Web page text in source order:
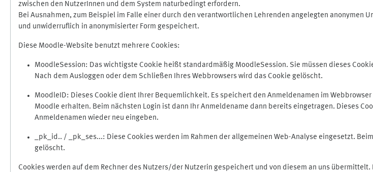
zwischen den NutzerInnen und dem System naturbedingt erfordern.
Bei Ausnahmen, zum Beispiel im Falle einer durch den verantwortlichen Lehrenden angelegten
und unwiderruflich in anonymisierter Form gespeichert.
Diese Moodle-Website benutzt mehrere Cookies:
MoodleSession: Das wichtigste Cookie heißt standardmäßig MoodleSession. Sie müssen dieses
Nach dem Ausloggen oder dem Schließen Ihres Webbrowsers wird das Cookie gelöscht.
MoodleID: Dieses Cookie dient Ihrer Bequemlichkeit. Es speichert den Anmeldenamen im
Moodle erhalten. Beim nächsten Login ist dann Ihr Anmeldename dann bereits eingetragen. Dieses
Anmeldenamen wieder neu eingeben.
_pk_id.. / _pk_ses...: Diese Cookies werden im Rahmen der allgemeinen Web-Analyse eingesetzt.
gelöscht.
Cookies werden auf dem Rechner des Nutzers/der Nutzerin gespeichert und von diesem an uns